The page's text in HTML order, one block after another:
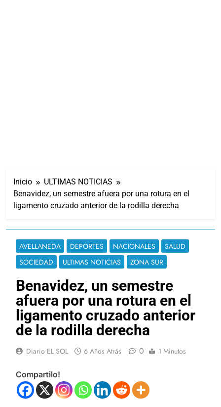
Inicio
ULTIMAS NOTICIAS
Benavidez, un semestre afuera por una rotura en el
ligamento cruzado anterior de la rodilla derecha
AVELLANEDA DEPORTES NACIONALES
SALUD
SOCIEDAD
ULTIMAS NOTICIAS ZONA SUR
Benavidez, un semestre
afuera por una rotura en el
ligamento cruzado anterior
de la rodilla derecha
Diario EL SOL 6 Años Atrás 0 1 Minutos
Compartilo!